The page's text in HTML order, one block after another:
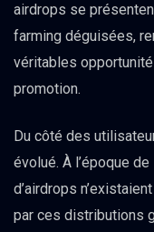
airdrops se
farming déguisées,
véritables
promotion.
Du côté des
évolué. À l’époque
d’airdrops
par ces distributions